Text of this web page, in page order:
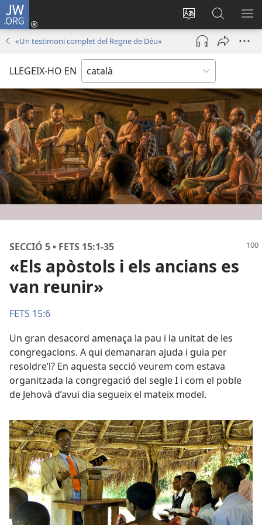
JW.ORG
Canvia
d’idioma
Inicia
sessió
(obre
finestra
Cerca
jw.org
«Un testimoni complet del Regne de Déu»
LLEGEIX-HO EN
SECCIÓ 5 • FETS 15:1-35
«Els apòstols i els ancians es
van reunir»
FETS 15:6
Un gran desacord amenaça la pau i la unitat de les
congregacions. A qui demanaran ajuda i guia per
resoldre’l? En aquesta secció veurem com estava
organitzada la congregació del segle I i com el poble
de Jehovà d’avui dia segueix el mateix model.